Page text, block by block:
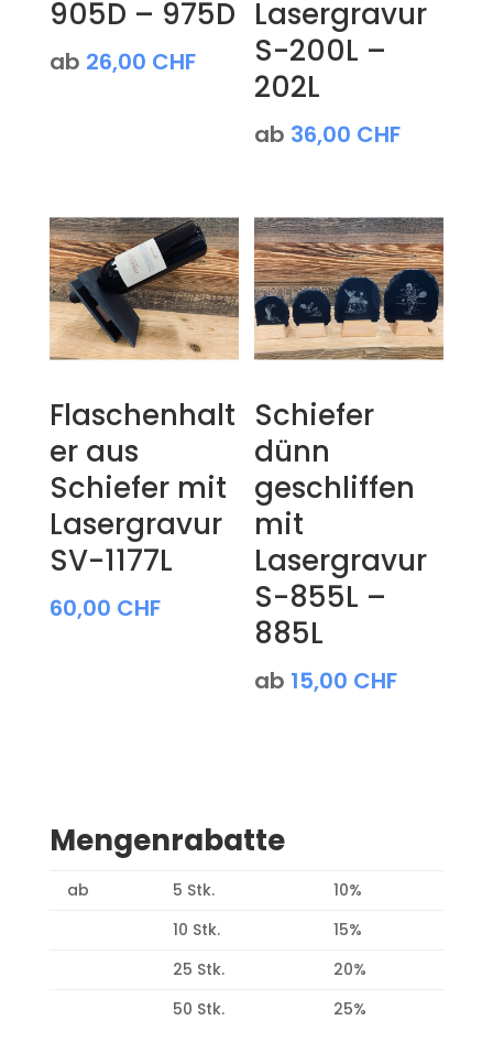
905D – 975D
ab 26,00 CHF
Lasergravur
S-200L –
202L
ab 36,00 CHF
Flaschenhalt
er aus
Schiefer mit
Lasergravur
SV-1177L
60,00 CHF
Schiefer
dünn
geschliffen
mit
Lasergravur
S-855L –
885L
ab 15,00 CHF
Mengenrabatte
ab 5 Stk.
10%
10 Stk.
15%
25 Stk.
20%
50 Stk.
25%